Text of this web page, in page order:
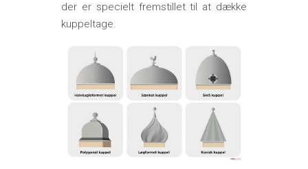
der er specielt fremstillet til at dække
kuppeltage.